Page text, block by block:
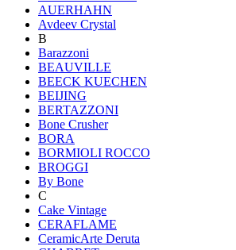
AUERHAHN
Avdeev Crystal
B
Barazzoni
BEAUVILLE
BEECK KUECHEN
BEIJING
BERTAZZONI
Bone Crusher
BORA
BORMIOLI ROCCO
BROGGI
By Bone
C
Cake Vintage
CERAFLAME
CeramicArte Deruta